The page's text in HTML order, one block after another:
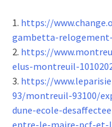
1. https://
gambetta-
2. https://
elus-montreuil-
3. https://
93/montreuil-93100/
dune-ecole-
entre-le-maire-pcf-et-